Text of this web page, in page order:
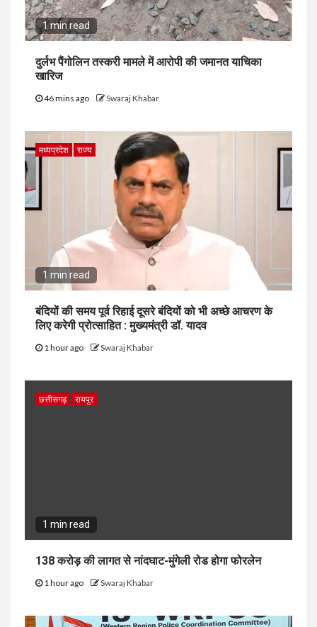
1 min read
दुर्लभ पैंगोलिन तस्करी मामले में आरोपी की जमानत याचिका
खारिज
46 mins ago Swaraj Khabar
मध्यप्रदेश राज्य
1 min read
बंदियों की समय पूर्व रिहाई दूसरे बंदियों को भी अच्छे आचरण के
लिए करेगी प्रोत्साहित : मुख्यमंत्री डॉ. यादव
1 hour ago Swaraj Khabar
छत्तीसगढ़ रायपुर
1 min read
138 करोड़ की लागत से नांदघाट-मुंगेली रोड होगा फोरलेन
1 hour ago Swaraj Khabar